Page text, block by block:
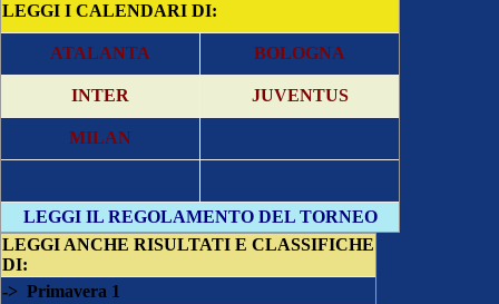
LEGGI I CALENDARI DI:
ATALANTA BOLOGNA
INTER JUVENTUS
MILAN
LEGGI IL REGOLAMENTO DEL TORNEO
LEGGI ANCHE RISULTATI E CLASSIFICHE
DI:
-> Primavera 1